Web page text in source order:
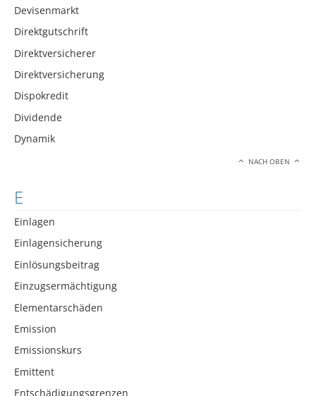
Devisenmarkt
Direktgutschrift
Direktversicherer
Direktversicherung
Dispokredit
Dividende
Dynamik
NACH OBEN
E
Einlagen
Einlagensicherung
Einlösungsbeitrag
Einzugsermächtigung
Elementarschäden
Emission
Emissionskurs
Emittent
Entschädigungsgrenzen